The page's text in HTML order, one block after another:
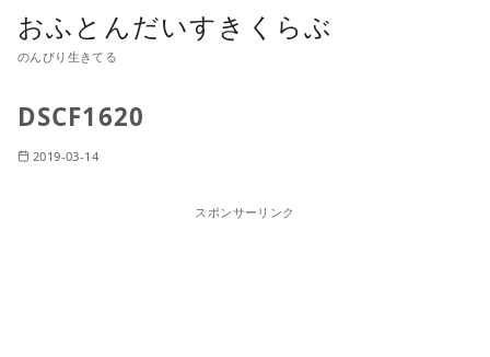
おふとんだいすきくらぶ
のんびり生きてる
DSCF1620
2019-03-14
スポンサーリンク